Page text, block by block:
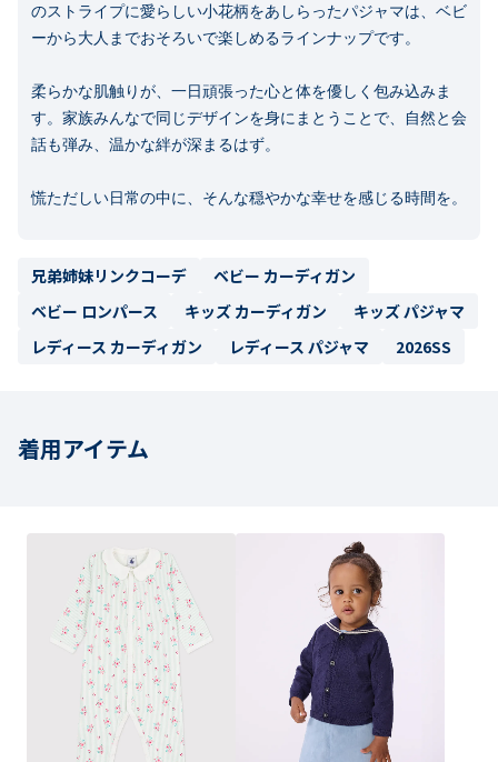
のストライプに愛らしい小花柄をあしらったパジャマは、ベビ
ーから大人までおそろいで楽しめるラインナップです。
柔らかな肌触りが、一日頑張った心と体を優しく包み込みま
す。家族みんなで同じデザインを身にまとうことで、自然と会
話も弾み、温かな絆が深まるはず。
慌ただしい日常の中に、そんな穏やかな幸せを感じる時間を。
兄弟姉妹リンクコーデ
ベビー カーディガン
ベビー ロンパース
キッズ カーディガン
キッズ パジャマ
レディース カーディガン
レディース パジャマ 2026SS
着用アイテム